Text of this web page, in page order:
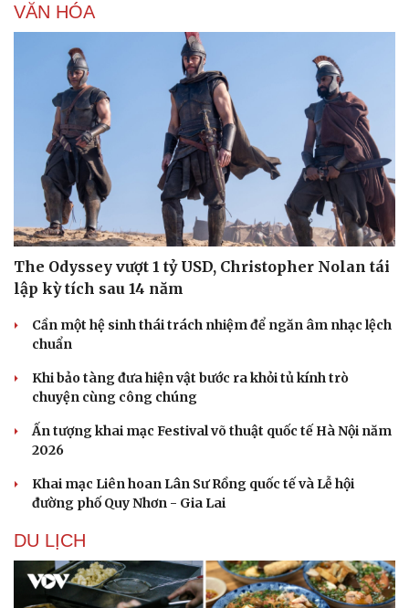
Sức khỏe
Dinh dưỡng - món ngon
Cây thuốc
Sản phụ khoa
Nhi khoa
Nam khoa
Phòng mạch online
Ăn sạch sống khỏe
Đời sống
Nhà đẹp
VĂN HÓA
The Odyssey vượt 1 tỷ USD, Christopher Nolan tái
lập kỳ tích sau 14 năm
Cần một hệ sinh thái trách nhiệm để ngăn âm nhạc lệch
chuẩn
Khi bảo tàng đưa hiện vật bước ra khỏi tủ kính trò
chuyện cùng công chúng
Ấn tượng khai mạc Festival võ thuật quốc tế Hà Nội năm
2026
Khai mạc Liên hoan Lân Sư Rồng quốc tế và Lễ hội
đường phố Quy Nhơn - Gia Lai
DU LỊCH